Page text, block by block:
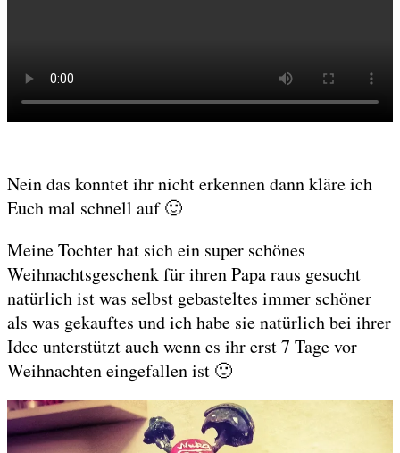
Nein das konntet ihr nicht erkennen dann kläre ich
Euch mal schnell auf 🙂
Meine Tochter hat sich ein super schönes
Weihnachtsgeschenk für ihren Papa raus gesucht
natürlich ist was selbst gebasteltes immer schöner
als was gekauftes und ich habe sie natürlich bei ihrer
Idee unterstützt auch wenn es ihr erst 7 Tage vor
Weihnachten eingefallen ist 🙂